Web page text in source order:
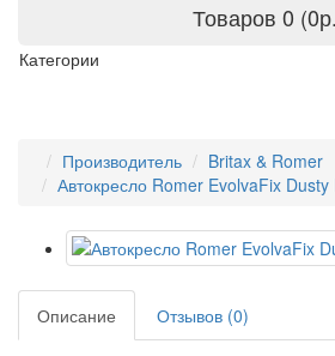
Товаров 0
Категории
Производитель
Britax & Romer
Автокресло Romer EvolvaFix Dusty
Описание Отзывов (0)